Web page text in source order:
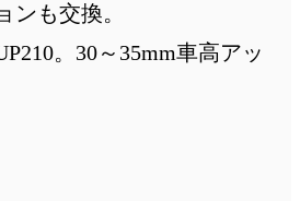
ンも交換。
。30～35mm車高アッ